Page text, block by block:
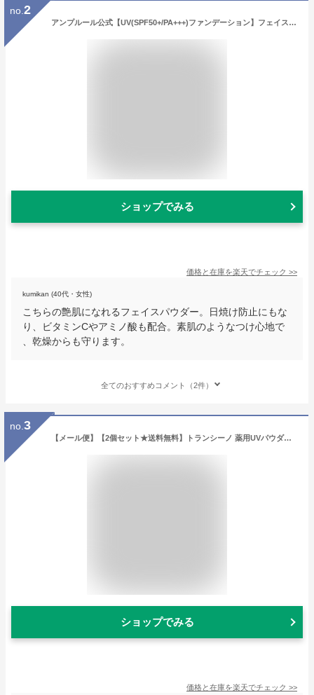
no. 2
アンプルール公式【UV(SPF50+/PA+++)ファンデーション】フェイスパウダー10g/ビタミンE/コラーゲン/a-リポ酸/プラセンタ/ヒアルロン酸/アミノ酸/UV/シミ/日焼け止め/日焼け対策/ツヤ肌/紫外線/ドクターズコスメ/ビタミンC/ギフト
ショップでみる
価格と在庫を楽天でチェック >>
kumikan (40代・女性)
こちらの艶肌になれるフェイスパウダー。日焼け防止にもな
り、ビタミンCやアミノ酸も配合。素肌のようなつけ心地で
、乾燥からも守ります。
全てのおすすめコメント（2件）
no. 3
【メール便】【2個セット★送料無料】トランシーノ 薬用UVパウダーn(12g)【トランシーノ】【第一三共】メール便対応 日焼け止め UV
ショップでみる
価格と在庫を楽天でチェック >>